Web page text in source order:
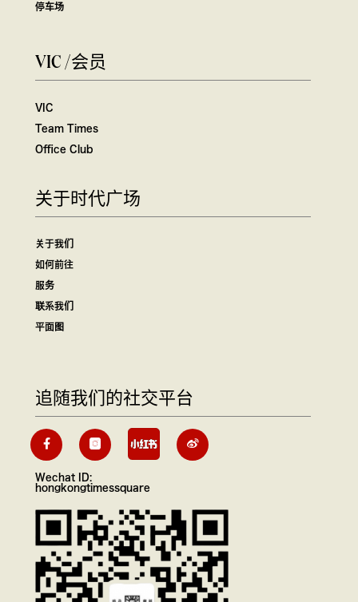
停车场
VIC /会员
VIC
Team Times
Office Club
关于时代广场
关于我们
如何前往
服务
联系我们
平面图
追随我们的社交平台
Wechat ID:
hongkongtimessquare